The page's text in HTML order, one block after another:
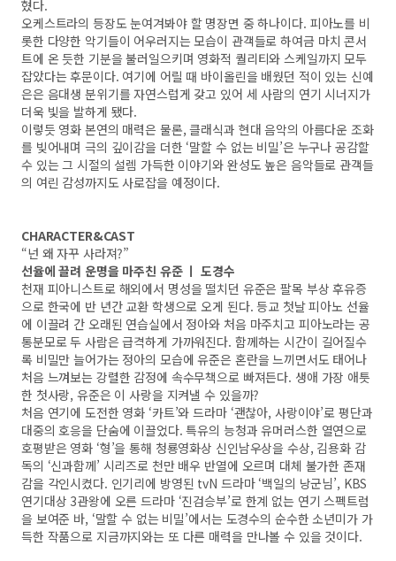
혔다.
오케스트라의 등장도 눈여겨봐야 할 명장면 중 하나이다. 피아노를 비
롯한 다양한 악기들이 어우러지는 모습이 관객들로 하여금 마치 콘서
트에 온 듯한 기분을 불러일으키며 영화적 퀄리티와 스케일까지 모두
잡았다는 후문이다. 여기에 어릴 때 바이올린을 배웠던 적이 있는 신예
은은 음대생 분위기를 자연스럽게 갖고 있어 세 사람의 연기 시너지가
더욱 빛을 발하게 됐다.
이렇듯 영화 본연의 매력은 물론, 클래식과 현대 음악의 아름다운 조화
를 빚어내며 극의 깊이감을 더한 ‘말할 수 없는 비밀’은 누구나 공감할
수 있는 그 시절의 설렘 가득한 이야기와 완성도 높은 음악들로 관객들
의 여린 감성까지도 사로잡을 예정이다.
CHARACTER&CAST
“넌 왜 자꾸 사라져?”
선율에 끌려 운명을 마주친 유준 ㅣ 도경수
천재 피아니스트로 해외에서 명성을 떨치던 유준은 팔목 부상 후유증
으로 한국에 반 년간 교환 학생으로 오게 된다. 등교 첫날 피아노 선율
에 이끌려 간 오래된 연습실에서 정아와 처음 마주치고 피아노라는 공
통분모로 두 사람은 급격하게 가까워진다. 함께하는 시간이 길어질수
록 비밀만 늘어가는 정아의 모습에 유준은 혼란을 느끼면서도 태어나
처음 느껴보는 강렬한 감정에 속수무책으로 빠져든다. 생애 가장 애틋
한 첫사랑, 유준은 이 사랑을 지켜낼 수 있을까?
처음 연기에 도전한 영화 ‘카트’와 드라마 ‘괜찮아, 사랑이야’로 평단과
대중의 호응을 단숨에 이끌었다. 특유의 능청과 유머러스한 열연으로
호평받은 영화 ‘형’을 통해 청룡영화상 신인남우상을 수상, 김용화 감
독의 ‘신과함께’ 시리즈로 천만 배우 반열에 오르며 대체 불가한 존재
감을 각인시켰다. 인기리에 방영된 tvN 드라마 ‘백일의 낭군님’, KBS
연기대상 3관왕에 오른 드라마 ‘진검승부’로 한계 없는 연기 스펙트럼
을 보여준 바, ‘말할 수 없는 비밀’에서는 도경수의 순수한 소년미가 가
득한 작품으로 지금까지와는 또 다른 매력을 만나볼 수 있을 것이다.